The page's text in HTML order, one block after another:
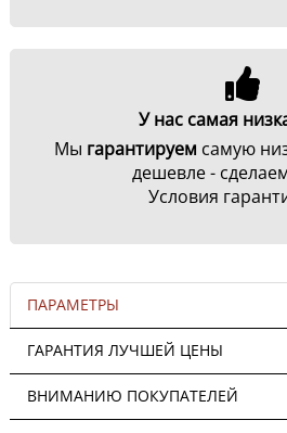
У нас самая
Мы гарантируем самую
дешевле -
Условия
ПАРАМЕТРЫ
ГАРАНТИЯ ЛУЧШЕЙ ЦЕНЫ
ВНИМАНИЮ ПОКУПАТЕЛЕЙ